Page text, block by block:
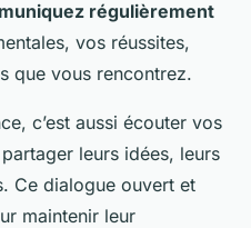
régulièrement
vos réussites,
que vous rencontrez.
c’est aussi écouter vos
leurs idées, leurs
Ce dialogue ouvert et
maintenir leur